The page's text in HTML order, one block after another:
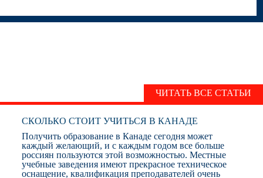
ЧИТАТЬ ВСЕ СТАТЬИ
СКОЛЬКО СТОИТ УЧИТЬСЯ В КАНАДЕ
Получить образование в Канаде сегодня может
каждый желающий, и с каждым годом все больше
россиян пользуются этой возможностью. Местные
учебные заведения имеют прекрасное техническое
оснащение, квалификация преподавателей очень